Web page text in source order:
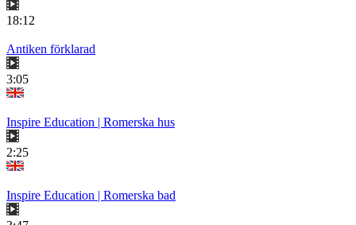
18:12
Antiken förklarad
3:05
Inspire Education | Romerska hus
2:25
Inspire Education | Romerska bad